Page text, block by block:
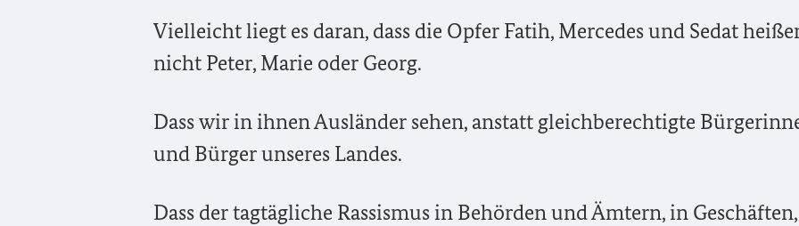
Vielleicht liegt es daran, dass die Opfer Fatih, Mercedes und Sedat
nicht Peter, Marie oder Georg.
Dass wir in ihnen Ausländer sehen, anstatt gleichberechtigte
und Bürger unseres Landes.
Dass der tagtägliche Rassismus in Behörden und Ämtern, in